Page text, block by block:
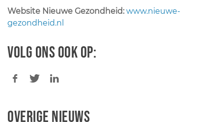
Website Nieuwe Gezondheid: www.nieuwe-
gezondheid.nl
Volg ons ook op:
Overige nieuws